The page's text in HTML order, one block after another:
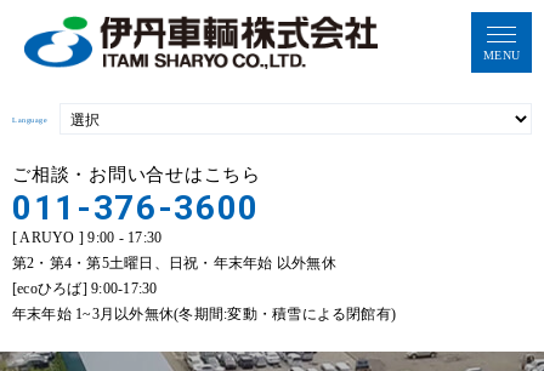
MENU
Language
ご相談・お問い合せはこちら
011-376-3600
[ ARUYO ] 9:00 - 17:30
第2・第4・第5土曜日、日祝・年末年始 以外無休
[ecoひろば] 9:00-17:30
年末年始 1~3月以外無休(冬期間:変動・積雪による閉館有)